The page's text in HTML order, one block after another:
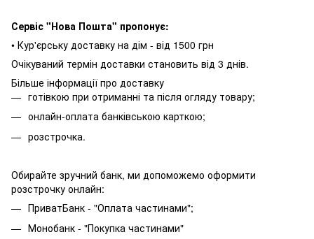
Сервіс "Нова Пошта" пропонує:
• Кур'єрську доставку на дім - від 1500 грн
Очікуваний термін доставки становить від 3 днів.
Більше інформації про доставку
готівкою при отриманні та після огляду товару;
онлайн-оплата банківською карткою;
розстрочка.
Обирайте зручний банк, ми допоможемо оформити
розстрочку онлайн:
ПриватБанк - "Оплата частинами";
Монобанк - "Покупка частинами"